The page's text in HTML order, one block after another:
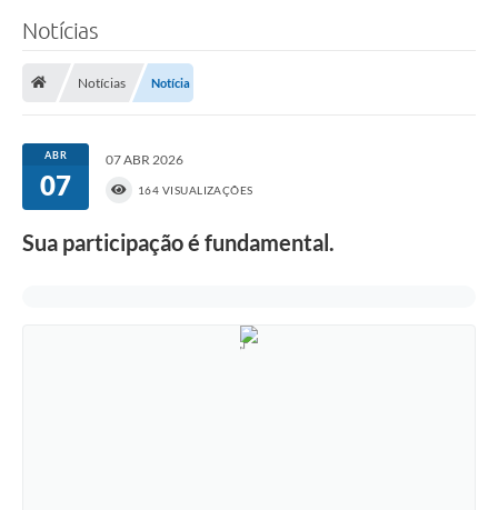
Notícias
Notícias Notícia
ABR
07
07 ABR 2026
164 VISUALIZAÇÕES
Sua participação é fundamental.